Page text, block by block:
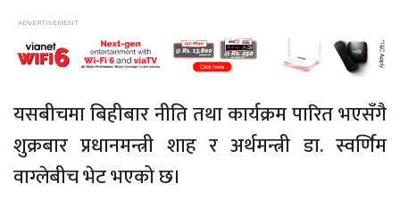
यसबीचमा बिहीबार नीति तथा कार्यक्रम पारित भएसँगै
शुक्रबार प्रधानमन्त्री शाह र अर्थमन्त्री डा. स्वर्णिम
वाग्लेबीच भेट भएको छ।